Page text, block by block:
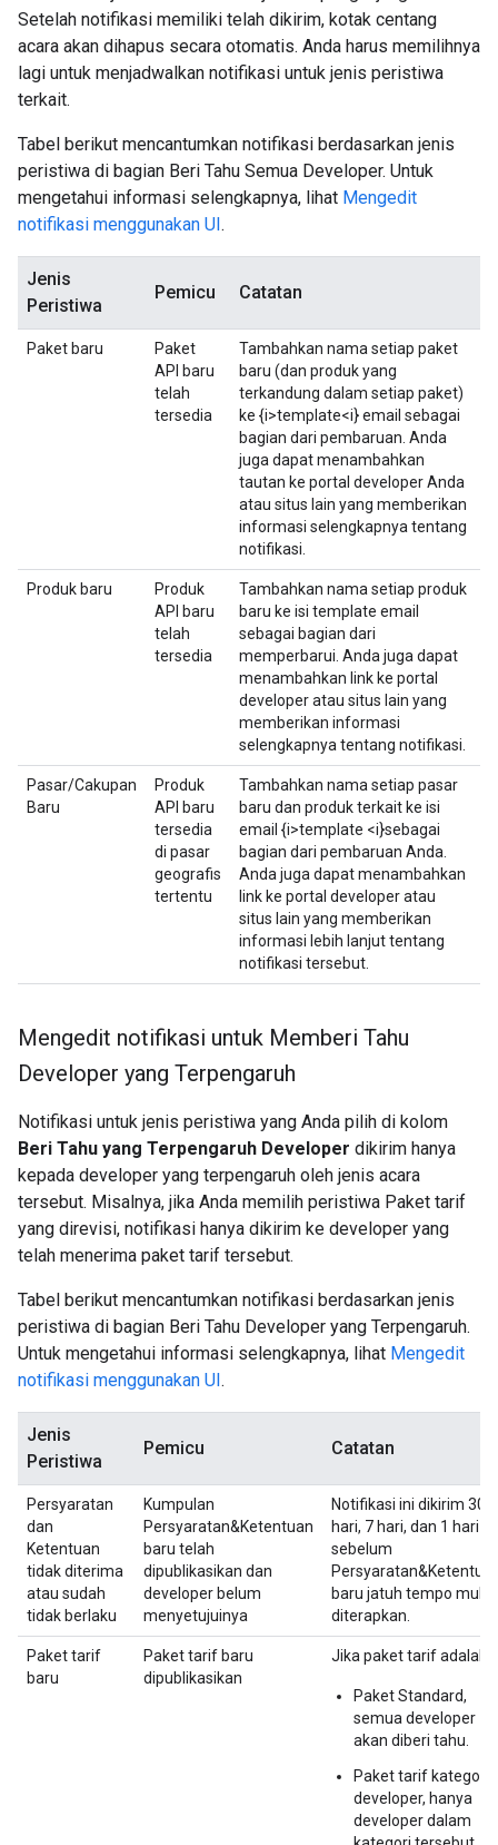
Setelah notifikasi memiliki telah dikirim, kotak centang
acara akan dihapus secara otomatis. Anda harus memilihnya
lagi untuk menjadwalkan notifikasi untuk jenis peristiwa
terkait.
Tabel berikut mencantumkan notifikasi berdasarkan jenis
peristiwa di bagian Beri Tahu Semua Developer. Untuk
mengetahui informasi selengkapnya, lihat Mengedit
notifikasi menggunakan UI.
Jenis
Peristiwa
Pemicu Catatan
Paket baru
Paket
API baru
telah
tersedia
Tambahkan nama setiap paket
baru (dan produk yang
terkandung dalam setiap paket)
ke {i>template<i} email sebagai
bagian dari pembaruan. Anda
juga dapat menambahkan
tautan ke portal developer Anda
atau situs lain yang memberikan
informasi selengkapnya tentang
notifikasi.
Produk baru
Produk
API baru
telah
tersedia
Tambahkan nama setiap produk
baru ke isi template email
sebagai bagian dari
memperbarui. Anda juga dapat
menambahkan link ke portal
developer atau situs lain yang
memberikan informasi
selengkapnya tentang notifikasi.
Pasar/Cakupan
Baru
Produk
API baru
tersedia
di pasar
geografis
tertentu
Tambahkan nama setiap pasar
baru dan produk terkait ke isi
email {i>template <i}sebagai
bagian dari pembaruan Anda.
Anda juga dapat menambahkan
link ke portal developer atau
situs lain yang memberikan
informasi lebih lanjut tentang
notifikasi tersebut.
Mengedit notifikasi untuk Memberi Tahu
Developer yang Terpengaruh
Notifikasi untuk jenis peristiwa yang Anda pilih di kolom
Beri Tahu yang Terpengaruh Developer dikirim hanya
kepada developer yang terpengaruh oleh jenis acara
tersebut. Misalnya, jika Anda memilih peristiwa Paket tarif
yang direvisi, notifikasi hanya dikirim ke developer yang
telah menerima paket tarif tersebut.
Tabel berikut mencantumkan notifikasi berdasarkan jenis
peristiwa di bagian Beri Tahu Developer yang Terpengaruh.
Untuk mengetahui informasi selengkapnya, lihat Mengedit
notifikasi menggunakan UI.
Jenis
Peristiwa
Pemicu Catatan
Persyaratan
dan
Ketentuan
tidak diterima
atau sudah
tidak berlaku
Kumpulan
Persyaratan&Ketentuan
baru telah
dipublikasikan dan
developer belum
menyetujuinya
Notifikasi ini dikirim 30
hari, 7 hari, dan 1 hari
sebelum
baru jatuh tempo mulai
diterapkan.
Paket tarif
baru
Paket tarif baru
dipublikasikan
Jika paket tarif adalah:
Paket Standard,
semua developer
akan diberi tahu.
Paket tarif kategori
developer, hanya
developer dalam